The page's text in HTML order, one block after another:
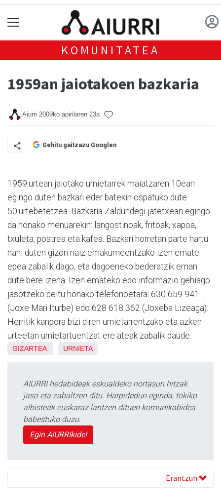
KOMUNITATEA
1959an jaiotakoen bazkaria
Aiurri 2009ko apirilaren 23a
Gehitu gaitzazu Googlen
1959.urtean jaiotako urnietarrek maiatzaren 10ean
egingo duten bazkari eder batekin ospatuko dute
50.urtebetetzea. Bazkaria Zaldundegi jatetxean egingo
da honako menuarekin: langostinoak, fritoak, xapoa,
txuleta, postrea eta kafea. Bazkari horretan parte hartu
nahi duten gizon naiz emakumeentzako izen emate
epea zabalik dago, eta dagoeneko bederatzik eman
dute bere izena. Izen emateko edo informazio gehiago
jasotzeko deitu honako telefonoetara: 630 659 941
(Joxe Mari Iturbe) edo 628 618 362 (Joxeba Lizeaga).
Herritik kanpora bizi diren urnietarrentzako eta azken
urteetan urnietartuentzat ere ateak zabalik daude.
GIZARTEA URNIETA
AIURRI hedabideak eskualdeko nortasun hitzak
jaso eta zabaltzen ditu. Harpidedun eginda, tokiko
albisteak euskaraz lantzen dituen komunikabidea
babestuko duzu.
Egin AIURRIkide!
Erantzun